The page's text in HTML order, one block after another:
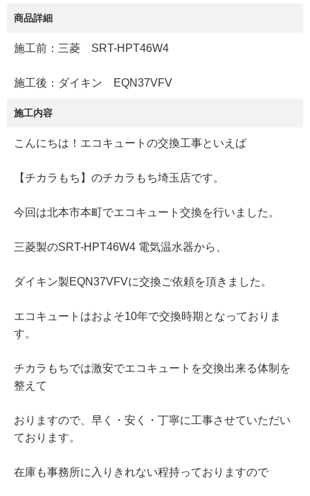
商品詳細
施工前：三菱 SRT-HPT46W4
施工後：ダイキン EQN37VFV
施工内容
こんにちは！エコキュートの交換工事といえば
【チカラもち】のチカラもち埼玉店です。
今回は北本市本町でエコキュート交換を行いました。
三菱製のSRT-HPT46W4 電気温水器から、
ダイキン製EQN37VFVに交換ご依頼を頂きました。
エコキュートはおよそ10年で交換時期となっておりま
す。
チカラもちでは激安でエコキュートを交換出来る体制を
整えて
おりますので、早く・安く・丁寧に工事させていただい
ております。
在庫も事務所に入りきれない程持っておりますので